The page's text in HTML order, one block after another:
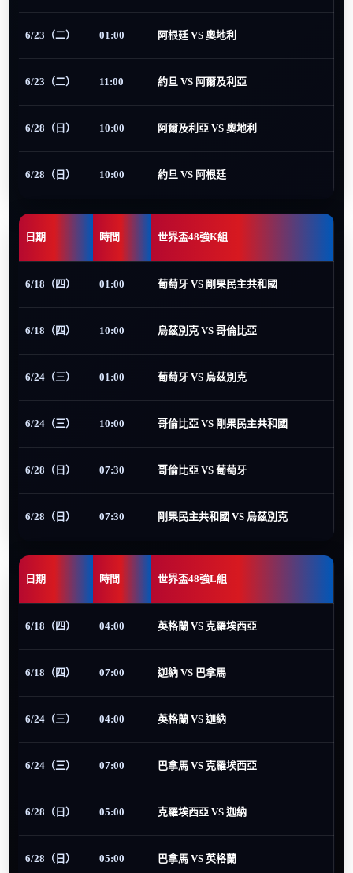
6/23（二） 01:00 阿根廷 VS 奧地利
6/23（二） 11:00 約旦 VS 阿爾及利亞
6/28（日） 10:00 阿爾及利亞 VS 奧地利
6/28（日） 10:00 約旦 VS 阿根廷
日期 時間 世界盃48強K組
6/18（四） 01:00 葡萄牙 VS 剛果民主共和國
6/18（四） 10:00 烏茲別克 VS 哥倫比亞
6/24（三） 01:00 葡萄牙 VS 烏茲別克
6/24（三） 10:00 哥倫比亞 VS 剛果民主共和國
6/28（日） 07:30 哥倫比亞 VS 葡萄牙
6/28（日） 07:30 剛果民主共和國 VS 烏茲別克
日期 時間 世界盃48強L組
6/18（四） 04:00 英格蘭 VS 克羅埃西亞
6/18（四） 07:00 迦納 VS 巴拿馬
6/24（三） 04:00 英格蘭 VS 迦納
6/24（三） 07:00 巴拿馬 VS 克羅埃西亞
6/28（日） 05:00 克羅埃西亞 VS 迦納
6/28（日） 05:00 巴拿馬 VS 英格蘭